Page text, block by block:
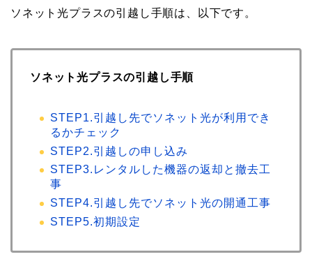
ソネット光プラスの引越し手順は、以下です。
ソネット光プラスの引越し手順
STEP1.引越し先でソネット光が利用でき
るかチェック
STEP2.引越しの申し込み
STEP3.レンタルした機器の返却と撤去工
事
STEP4.引越し先でソネット光の開通工事
STEP5.初期設定